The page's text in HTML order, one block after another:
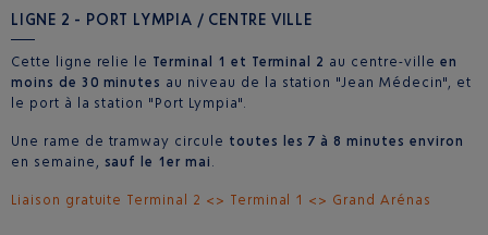
LIGNE 2 - PORT LYMPIA / CENTRE VILLE
Cette ligne relie le Terminal 1 et Terminal 2 au centre-ville en
moins de 30 minutes au niveau de la station "Jean Médecin", et
le port à la station "Port Lympia".
Une rame de tramway circule toutes les 7 à 8 minutes environ
en semaine, sauf le 1er mai .
Liaison gratuite Terminal 2 <> Terminal 1 <> Grand Arénas